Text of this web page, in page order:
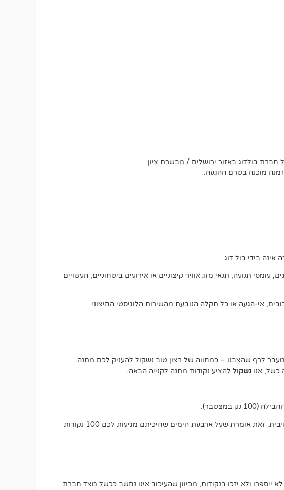
חברת בולדוג באזור ירושלים / מבשרת ציון
מוכנה בטרם ההגעה.
בידי בול דוג.
תנועה, תנאי מזג אוויר קיצוניים או אירועים ביטחוניים, העשויים
אי-הגעה או כל תקלה הנובעת מהשירות הלוגיסטי החיצוני.
לרף שהצבנו – כמחווה של רצון טוב נשקול להעניק לכם מתנה.
כשל, אנו נשקול להציע נקודות מתנה לקנייה הבאה.
אם משלוח אמור להגיע בתוך עד 5 ימי עסקים, כבר בסיום היום הרביעי תוכלו לבקש את ההטבה הרטרואקטיבית. זאת אומרת שעל ארבעת הימים שחיכיתם מגיעות לכם 100 נקודות
ולא יזכו בנקודות, מכיוון שהעיכוב אינו נחשב ככשל מצד חברת